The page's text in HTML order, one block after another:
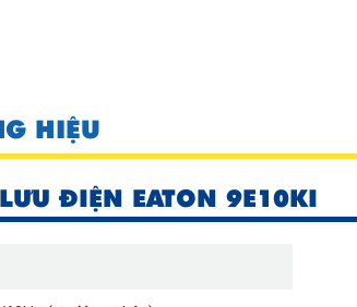
HIỆU
ĐIỆN EATON 9E10KI